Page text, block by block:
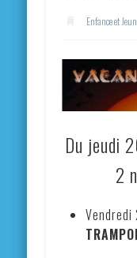
Enfance et
Du jeudi
2
Vendredi